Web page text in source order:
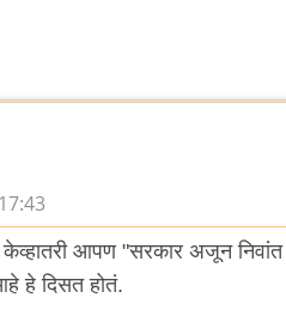
केव्हातरी आपण "सरकार अजून
हे दिसत होतं.